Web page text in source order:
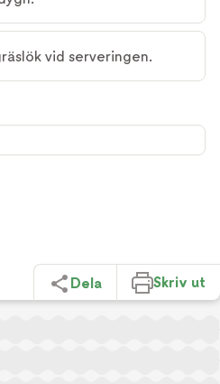
vid serveringen.
Dela Skriv ut